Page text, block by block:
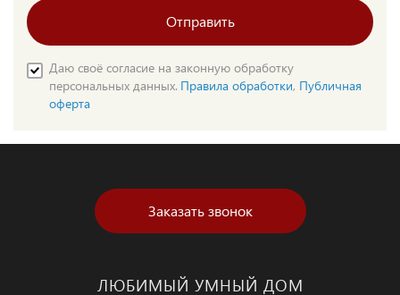
Отправить
Даю своё согласие на законную обработку
персональных данных. Правила обработки, Публичная
оферта
Заказать звонок
ЛЮБИМЫЙ УМНЫЙ ДОМ